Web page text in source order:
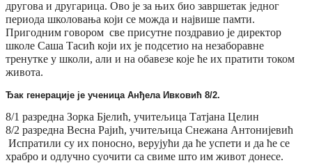
другова и другарица. Ово је за њих био завршетак једног
периода школовања који се можда и највише памти.
Пригодним говором све присутне поздравио је директор
школе Саша Тасић који их је подсетио на незаборавне
тренутке у школи, али и на обавезе које ће их пратити током
живота.
Ђак генерације је ученица Анђела Ивковић 8/2.
8/1 разредна Зорка Бјелић, учитељица Татјана Целин
8/2 разредна Весна Рајић, учитељица Снежана Антонијевић
Испратили су их поносно, верујући да ће успети и да ће се
храбро и одлучно суочити са свиме што им живот донесе.